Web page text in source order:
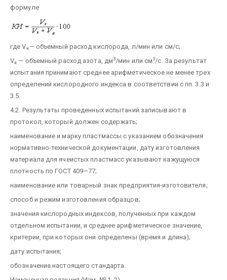
формуле
где Vк— объемный расход кислорода, л/мин или см/с;
Va — объемный расход азота, дм3/мин или см3/с. За результат
испытания принимают среднее арифметическое не менее трех
определений кислородного индекса в соответствии с пп. 3.3 и
3.5.
4.2. Результаты проведенных испытаний записывают в
протокол, который должен содержать;
наименование и марку пластмассы с указанием обозначения
нормативно-технической документации, дату изготовления
материала для ячеистых пластмасс указывают кажущуюся
плотность по ГОСТ 409—77;
наименование или товарный знак предприятия-изготовителя;
способ и режим изготовления образцов;
значения кислородных индексов, полученных при каждом
отдельном испытании, и среднее арифметическое значение,
критерии, при которых они определены (время и длина);
дату испытания;
обозначение настоящего стандарта.